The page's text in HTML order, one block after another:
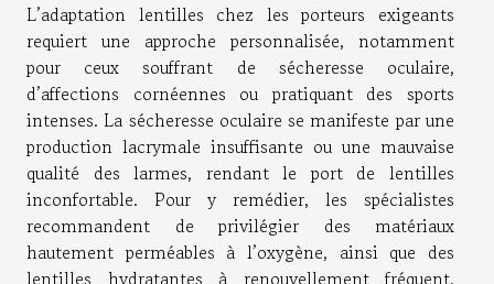
L’adaptation lentilles chez les porteurs exigeants
requiert une approche personnalisée, notamment
pour ceux souffrant de sécheresse oculaire,
d’affections cornéennes ou pratiquant des sports
intenses. La sécheresse oculaire se manifeste par une
production lacrymale insuffisante ou une mauvaise
qualité des larmes, rendant le port de lentilles
inconfortable. Pour y remédier, les spécialistes
recommandent de privilégier des matériaux
hautement perméables à l’oxygène, ainsi que des
lentilles hydratantes à renouvellement fréquent,